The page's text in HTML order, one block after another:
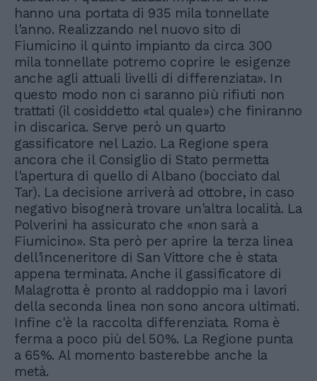
hanno una portata di 935 mila tonnellate
l'anno. Realizzando nel nuovo sito di
Fiumicino il quinto impianto da circa 300
mila tonnellate potremo coprire le esigenze
anche agli attuali livelli di differenziata». In
questo modo non ci saranno più rifiuti non
trattati (il cosiddetto «tal quale») che finiranno
in discarica. Serve però un quarto
gassificatore nel Lazio. La Regione spera
ancora che il Consiglio di Stato permetta
l'apertura di quello di Albano (bocciato dal
Tar). La decisione arriverà ad ottobre, in caso
negativo bisognerà trovare un'altra località. La
Polverini ha assicurato che «non sarà a
Fiumicino». Sta però per aprire la terza linea
dell'inceneritore di San Vittore che è stata
appena terminata. Anche il gassificatore di
Malagrotta è pronto al raddoppio ma i lavori
della seconda linea non sono ancora ultimati.
Infine c'è la raccolta differenziata. Roma è
ferma a poco più del 50%. La Regione punta
a 65%. Al momento basterebbe anche la
metà.